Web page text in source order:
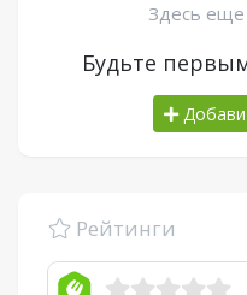
Здесь еще
Будьте
Рейтинги